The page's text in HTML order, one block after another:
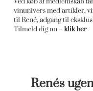
vinunivers med artikler,
til René, adgang til
Tilmeld dig nu –klik her
Renés